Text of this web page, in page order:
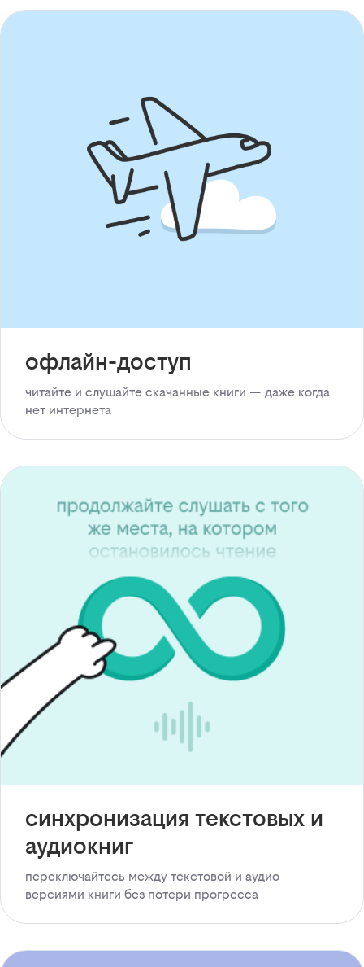
офлайн-доступ
читайте и слушайте скачанные книги — даже когда
нет интернета
синхронизация текстовых и
аудиокниг
переключайтесь между текстовой и аудио
версиями книги без потери прогресса